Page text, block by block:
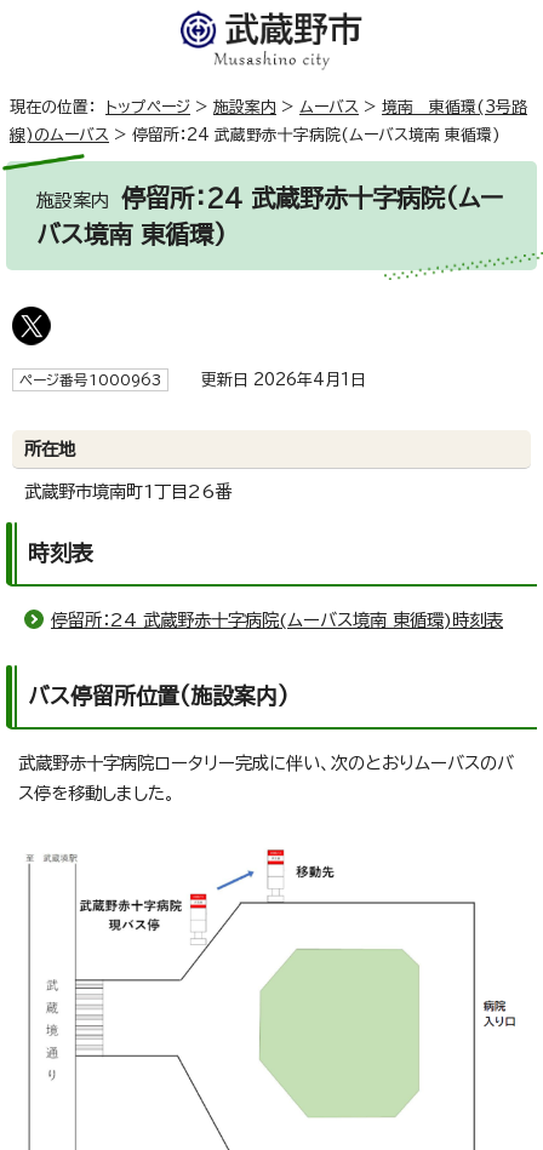
現在の位置： トップページ > 施設案内 > ムーバス > 境南 東循環(3号路
線)のムーバス > 停留所：24 武蔵野赤十字病院(ムーバス境南 東循環)
施設案内 停留所：24 武蔵野赤十字病院(ムー
バス境南 東循環)
ページ番号1000963 更新日 2026年4月1日
所在地
武蔵野市境南町1丁目26番
時刻表
停留所：24 武蔵野赤十字病院(ムーバス境南 東循環)時刻表
バス停留所位置(施設案内)
武蔵野赤十字病院ロータリー完成に伴い、次のとおりムーバスのバ
ス停を移動しました。